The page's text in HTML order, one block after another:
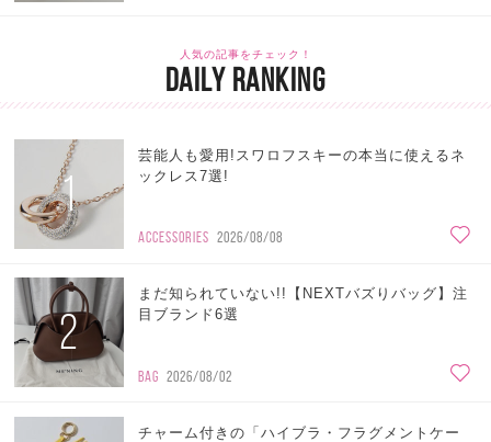
人気の記事をチェック！
DAILY RANKING
1
芸能人も愛用!スワロフスキーの本当に使えるネ
ックレス7選!
ACCESSORIES 2026/08/08
2
まだ知られていない!!【NEXTバズりバッグ】注
目ブランド6選
BAG 2026/08/02
チャーム付きの「ハイブラ・フラグメントケー